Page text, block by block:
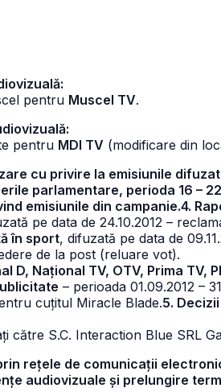
pentru Muscel TV.
pentru MDI TV (modificare din
cu privire la emisiunile
parlamentare, perioda 16 –
emisiunile din campanie.4.
pe data de 24.10.2012 –
în sport, difuzată pe data de
de la post (reluare vot).
D, Național TV, OTV, Prima TV,
– perioada 01.09.2012 –
cuțitul Miracle Blade.5.
către S.C. Interaction Blue SRL
rețele de comunicații
audiovizuale și prelungire